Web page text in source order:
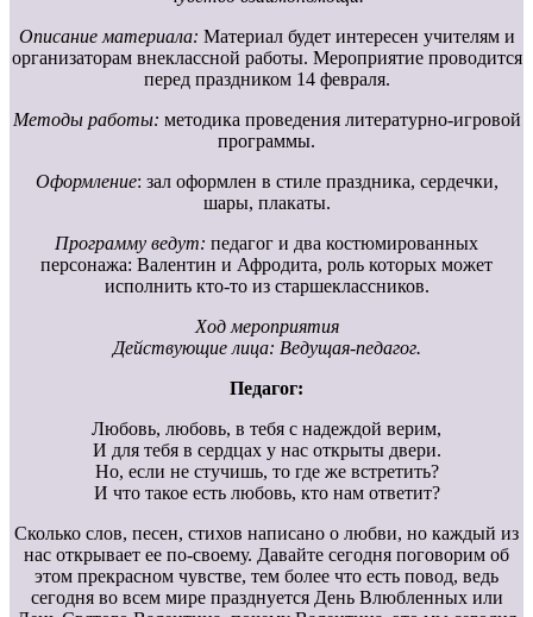
Описание материала: Материал будет интересен учителям и
организаторам внеклассной работы. Мероприятие проводится
перед праздником 14 февраля.
Методы работы: методика проведения литературно-игровой
программы.
Оформление: зал оформлен в стиле праздника, сердечки,
шары, плакаты.
Программу ведут: педагог и два костюмированных
персонажа: Валентин и Афродита, роль которых может
исполнить кто-то из старшеклассников.
Ход мероприятия
Действующие лица: Ведущая-педагог.
Педагог:
Любовь, любовь, в тебя с надеждой верим,
И для тебя в сердцах у нас открыты двери.
Но, если не стучишь, то где же встретить?
И что такое есть любовь, кто нам ответит?
Сколько слов, песен, стихов написано о любви, но каждый из
нас открывает ее по-своему. Давайте сегодня поговорим об
этом прекрасном чувстве, тем более что есть повод, ведь
сегодня во всем мире празднуется День Влюбленных или